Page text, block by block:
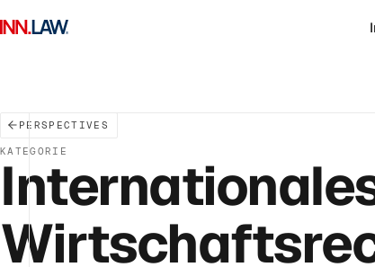
PERSPECTIVES
KATEGORIE